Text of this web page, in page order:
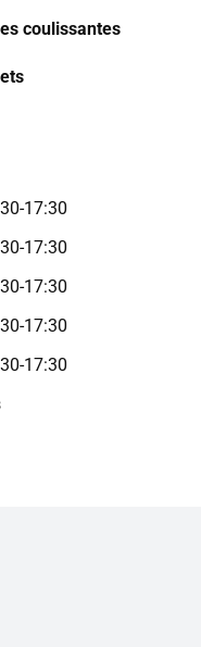
coulissantes
17:30
17:30
17:30
17:30
17:30